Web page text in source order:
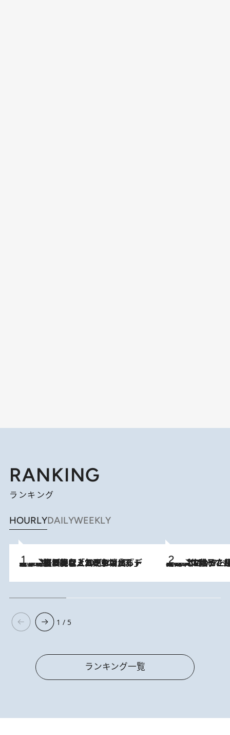
RANKING
ランキング
HOURLYDAILYWEEKLY
2026.8.5
【なぜ吉沢亮は「気配を消せる」のか？】興行収入208億の『国宝』を経て挑むミュージカル『ディア・エヴァン・ハンセン』。トップ俳優が舞台上でさらけ出した“孤独”とは 2026.8.5
【阿川佐和子さんの年とる力】なぜ70代で始めた趣味は“こんなに楽しい”のか？ ピアノ、俳句…スランプに陥っても続けられる“ある秘訣”とは
1 / 5
ランキング一覧